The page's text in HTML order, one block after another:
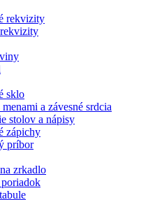
rekvizity
sklo
a závesné srdcia
stolov a nápisy
zápichy
príbor
zrkadlo
poriadok